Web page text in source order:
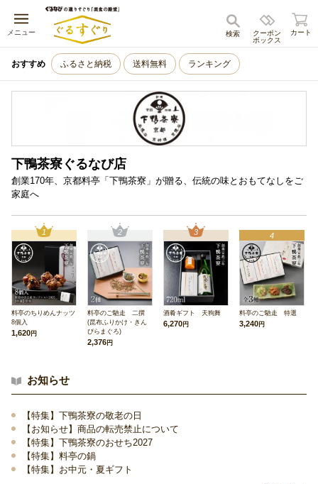
メニュー
キャンセル
クーポン
ボックス
検索 カート
おすすめ ふるさと納税 送料無料 ランキング
下鴨茶寮ぐるなび店
創業170年、京都料亭「下鴨茶寮」が贈る、伝統の味とおもてなしをご
家庭へ
1
料亭のちりめんナッツ
8個入
1,620 円
2
料亭のご馳走 二撰
(昆布ふりかけ・きん
ぴらまぐろ)
2,376円
3
酒肴ギフト 天狗舞
6,270円
4
料亭のご馳走 特選
3,240円
お知らせ
【特集】下鴨茶寮の敬老の日
【お知らせ】商品の転売禁止について
【特集】下鴨茶寮のおせち2027
【特集】料亭の鍋
【特集】お中元・夏ギフト